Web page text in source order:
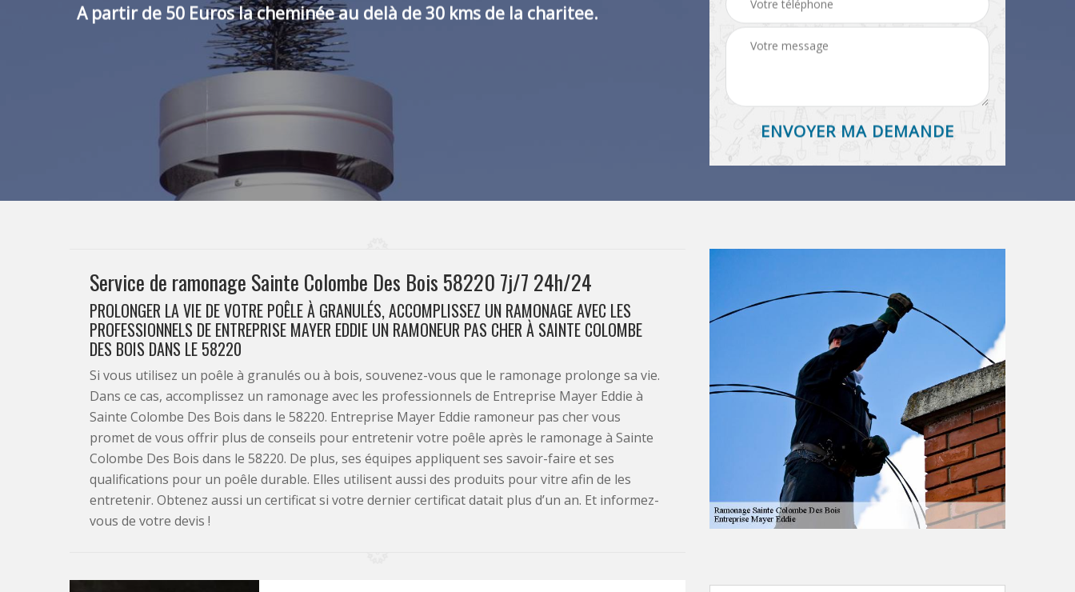
A partir de 50 Euros la cheminée au delà de 30 kms de la charitee.
Service de ramonage Sainte Colombe Des Bois 58220 7j/7 24h/24
PROLONGER LA VIE DE VOTRE POÊLE À GRANULÉS, ACCOMPLISSEZ UN RAMONAGE AVEC LES
PROFESSIONNELS DE ENTREPRISE MAYER EDDIE UN RAMONEUR PAS CHER À SAINTE COLOMBE
DES BOIS DANS LE 58220
Si vous utilisez un poêle à granulés ou à bois, souvenez-vous que le ramonage prolonge sa vie.
Dans ce cas, accomplissez un ramonage avec les professionnels de Entreprise Mayer Eddie à
Sainte Colombe Des Bois dans le 58220. Entreprise Mayer Eddie ramoneur pas cher vous
promet de vous offrir plus de conseils pour entretenir votre poêle après le ramonage à Sainte
Colombe Des Bois dans le 58220. De plus, ses équipes appliquent ses savoir-faire et ses
qualifications pour un poêle durable. Elles utilisent aussi des produits pour vitre afin de les
entretenir. Obtenez aussi un certificat si votre dernier certificat datait plus d’un an. Et informez-
vous de votre devis !